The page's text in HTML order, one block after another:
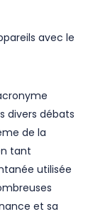
avec le
divers débats
de la
tant
utilisée
et sa